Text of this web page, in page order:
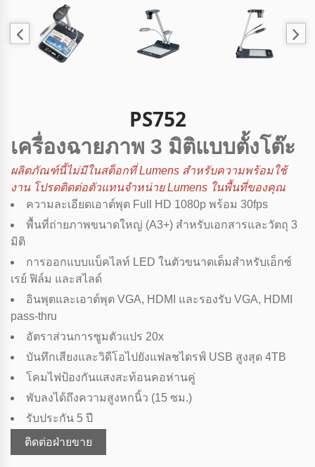
PS752
เครื่องฉายภาพ 3 มิติแบบตั้งโต๊ะ
ผลิตภัณฑ์นี้ไม่มีในสต็อกที่ Lumens สําหรับความพร้อมใช้
งาน โปรดติดต่อตัวแทนจําหน่าย Lumens ในพื้นที่ของคุณ
ความละเอียดเอาต์พุต Full HD 1080p พร้อม 30fps
พื้นที่ถ่ายภาพขนาดใหญ่ (A3+) สําหรับเอกสารและวัตถุ 3
มิติ
การออกแบบแบ็คไลท์ LED ในตัวขนาดเต็มสําหรับเอ็กซ์
เรย์ ฟิล์ม และสไลด์
อินพุตและเอาต์พุต VGA, HDMI และรองรับ VGA, HDMI
pass-thru
อัตราส่วนการซูมตัวแปร 20x
บันทึกเสียงและวิดีโอไปยังแฟลชไดรฟ์ USB สูงสุด 4TB
โคมไฟป้องกันแสงสะท้อนคอห่านคู่
พับลงได้ถึงความสูงหกนิ้ว (15 ซม.)
รับประกัน 5 ปี
ติดต่อฝ่ายขาย